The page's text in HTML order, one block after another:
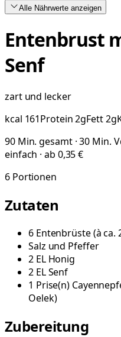
Alle Nährwerte anzeigen
Entenbrust
Senf
zart und lecker
kcal 161Protein 2gFett2g
90 Min. gesamt · 30 Min.
einfach · ab 0,35 €
6 Portionen
Zutaten
6 Entenbrüste(à ca.
Salz und Pfeffer
2 EL Honig
2 ELSenf
1 Prise(n)
Oelek)
Zubereitung